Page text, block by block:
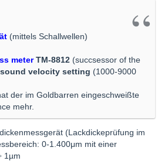
(mittels Schallwellen)
meterTM-8812 (succsessor of the
velocity setting (1000-9000
der im Goldbarren eingeschweißte
mehr.
(Lackdickeprüfung im
0-1.400μm mit einer
1µm